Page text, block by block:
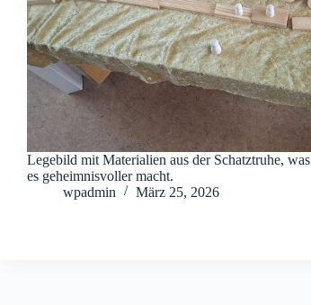
Legebild mit Materialien aus der Schatztruhe, was
es geheimnisvoller macht.
wpadmin
März 25, 2026